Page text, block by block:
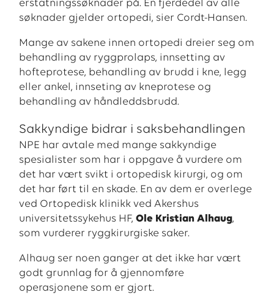
erstatningssøknader på. En fjerdedel av alle
søknader gjelder ortopedi, sier Cordt-Hansen.
Mange av sakene innen ortopedi dreier seg om
behandling av ryggprolaps, innsetting av
hofteprotese, behandling av brudd i kne, legg
eller ankel, innseting av kneprotese og
behandling av håndleddsbrudd.
Sakkyndige bidrar i saksbehandlingen
NPE har avtale med mange sakkyndige
spesialister som har i oppgave å vurdere om
det har vært svikt i ortopedisk kirurgi, og om
det har ført til en skade. En av dem er overlege
ved Ortopedisk klinikk ved Akershus
universitetssykehus HF,Ole Kristian Alhaug,
som vurderer ryggkirurgiske saker.
Alhaug ser noen ganger at det ikke har vært
godt grunnlag for å gjennomføre
operasjonene som er gjort.